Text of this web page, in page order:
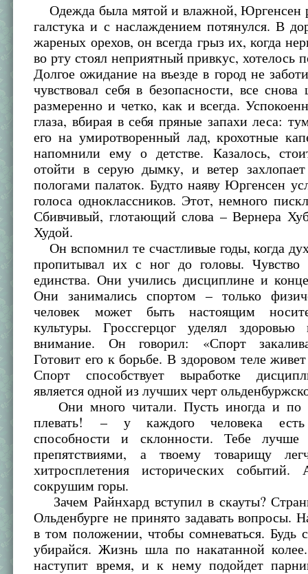
Одежда была мятой и влажной, Юргенсен
галстука и с наслаждением потянулся. В
жареных орехов, он всегда грыз их, когда
во рту стоял неприятный привкус, хотелось
Долгое ожидание на въезде в город не
чувствовал себя в безопасности, все
размеренно и четко, как и всегда.
глаза, вбирая в себя пряные запахи леса:
его на умиротворенный лад, крохотные
напомнили ему о детстве. Казалось,
отойти в серую дымку, и ветер
пологами палаток. Будто наяву Юргенсен
голоса одноклассников. Этот, немного
Сбивчивый, глотающий слова – Вернера
Худой.
Он вспомнил те счастливые годы, когда
пропитывал их с ног до головы. Чувство
единства. Они учились дисциплине и
Они занимались спортом – только
человек может быть настоящим
культуры. Гроссгерцог уделял
внимание. Он говорил: «Спорт
Готовит его к борьбе. В здоровом теле
Спорт способствует выработке
является одной из лучших черт
Они много читали. Пусть иногда и по
плевать! – у каждого человека есть
способности и склонности. Тебе
препятствиями, а твоему товарищу
хитросплетения исторических
сокрушим горы.
Зачем Райнхард вступил в скауты?
Ольденбурге не принято задавать вопросы.
в том положении, чтобы сомневаться. Будь
убирайся. Жизнь шла по накатанной
наступит время, и к нему подойдет